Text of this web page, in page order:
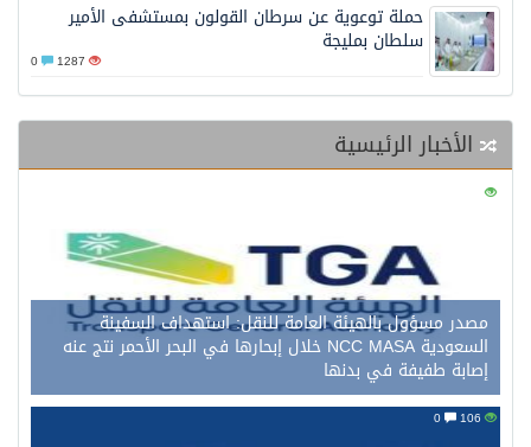
حملة توعوية عن سرطان القولون بمستشفى الأمير
سلطان بمليجة
1287
الأخبار الرئيسية
121
مصدر مسؤول بالهيئة العامة للنقل: استهداف السفينة
السعودية NCC MASA خلال إبحارها في البحر الأحمر نتج عنه
إصابة طفيفة في بدنها